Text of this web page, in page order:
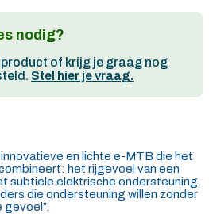
nodig?
of krijg je graag nog
Stel hier je vraag.
en lichte e-MTB die het
het rijgevoel van een
subtiele elektrische ondersteuning.
die ondersteuning willen zonder
gevoel”.